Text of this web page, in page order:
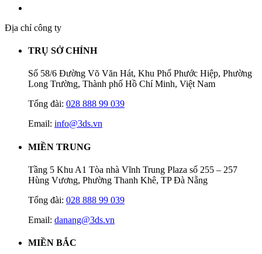
Địa chỉ công ty
TRỤ SỞ CHÍNH
Số 58/6 Đường Võ Văn Hát, Khu Phố Phước Hiệp, Phường
Long Trường, Thành phố Hồ Chí Minh, Việt Nam
Tổng đài: 028 888 99 039
Email: info@3ds.vn
MIỀN TRUNG
Tầng 5 Khu A1 Tòa nhà Vĩnh Trung Plaza số 255 – 257
Hùng Vương, Phường Thanh Khê, TP Đà Nẵng
Tổng đài: 028 888 99 039
Email: danang@3ds.vn
MIỀN BẮC